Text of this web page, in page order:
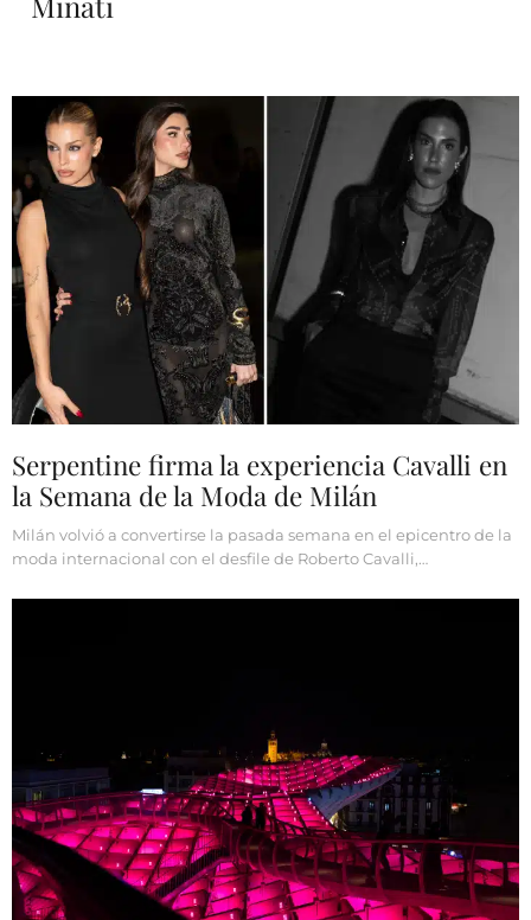
Serpentine firma la experiencia Cavalli en
la Semana de la Moda de Milán
Milán volvió a convertirse la pasada semana en el epicentro de la
moda internacional con el desfile de Roberto Cavalli,…